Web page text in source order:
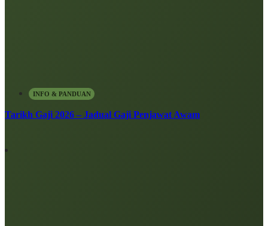
INFO & PANDUAN
Tarikh Gaji 2026 – Jadual Gaji Penjawat Awam